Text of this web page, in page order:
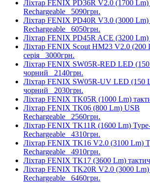
Ліхтар FENIX PD36R V2.0 (1700 Lm)
Rechargeable 5090грн.
Ліхтар FENIX PD40R V3.0 (3000 Lm)
Rechargeable 6050грн.
Ліхтар FENIX PD45R ACE (3200 Lm)
Ліхтар FENIX Scout HM23 V2.0 (200
серія 3000грн.
Ліхтар FENIX SW05R-RED LED
чорний 2140грн.
Ліхтар FENIX SW05R-UV LED (150
чорний 2030грн.
Ліхтар FENIX TK05R (1000 Lm)
Ліхтар FENIX TK06 (800 Lm) USB
Rechargeable 2560грн.
Ліхтар FENIX TK11R (1600 Lm)
Rechargeable 4310грн.
Ліхтар FENIX TK16 V2.0 (3100 Lm)
Rechargeable 4910грн.
Ліхтар FENIX TK17 (3600 Lm)
Ліхтар FENIX TK20R V2.0 (3000 Lm)
Rechargeable 6460грн.